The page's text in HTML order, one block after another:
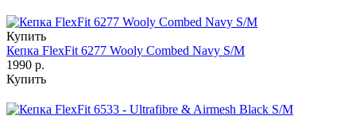
Купить
Кепка FlexFit 6277 Wooly Combed Navy S/M
1990 р.
Купить